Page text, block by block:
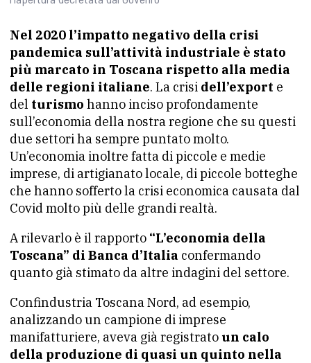
Nel 2020 l’impatto negativo della crisi
pandemica sull’attività industriale è stato
più marcato in Toscana rispetto alla media
delle regioni italiane. La crisi dell’export e
del turismo hanno inciso profondamente
sull’economia della nostra regione che su questi
due settori ha sempre puntato molto.
Un’economia inoltre fatta di piccole e medie
imprese, di artigianato locale, di piccole botteghe
che hanno sofferto la crisi economica causata dal
Covid molto più delle grandi realtà.
A rilevarlo è il rapporto “L’economia della
Toscana” di Banca d’Italia confermando
quanto già stimato da altre indagini del settore.
Confindustria Toscana Nord, ad esempio,
analizzando un campione di imprese
manifatturiere, aveva già registrato un calo
della produzione di quasi un quinto nella